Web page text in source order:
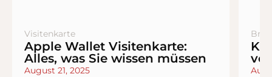
Visitenkarte
Apple Wallet Visitenkarte:
Alles, was Sie wissen müssen
August 21, 2025